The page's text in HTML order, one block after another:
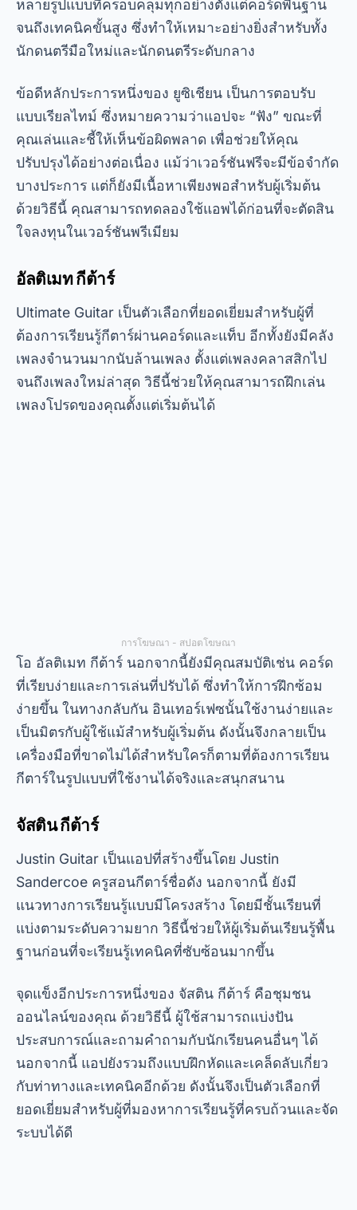
หลายรูปแบบที่ครอบคลุมทุกอย่างตั้งแต่คอร์ดพื้นฐาน
จนถึงเทคนิคขั้นสูง ซึ่งทำให้เหมาะอย่างยิ่งสำหรับทั้ง
นักดนตรีมือใหม่และนักดนตรีระดับกลาง
ข้อดีหลักประการหนึ่งของ ยูซิเชียน เป็นการตอบรับ
แบบเรียลไทม์ ซึ่งหมายความว่าแอปจะ “ฟัง” ขณะที่
คุณเล่นและชี้ให้เห็นข้อผิดพลาด เพื่อช่วยให้คุณ
ปรับปรุงได้อย่างต่อเนื่อง แม้ว่าเวอร์ชันฟรีจะมีข้อจำกัด
บางประการ แต่ก็ยังมีเนื้อหาเพียงพอสำหรับผู้เริ่มต้น
ด้วยวิธีนี้ คุณสามารถทดลองใช้แอพได้ก่อนที่จะตัดสิน
ใจลงทุนในเวอร์ชันพรีเมียม
อัลติเมท กีต้าร์
Ultimate Guitar เป็นตัวเลือกที่ยอดเยี่ยมสำหรับผู้ที่
ต้องการเรียนรู้กีตาร์ผ่านคอร์ดและแท็บ อีกทั้งยังมีคลัง
เพลงจำนวนมากนับล้านเพลง ตั้งแต่เพลงคลาสสิกไป
จนถึงเพลงใหม่ล่าสุด วิธีนี้ช่วยให้คุณสามารถฝึกเล่น
เพลงโปรดของคุณตั้งแต่เริ่มต้นได้
การโฆษณา - สปอตโฆษณา
โอ อัลติเมท กีต้าร์ นอกจากนี้ยังมีคุณสมบัติเช่น คอร์ด
ที่เรียบง่ายและการเล่นที่ปรับได้ ซึ่งทำให้การฝึกซ้อม
ง่ายขึ้น ในทางกลับกัน อินเทอร์เฟซนั้นใช้งานง่ายและ
เป็นมิตรกับผู้ใช้แม้สำหรับผู้เริ่มต้น ดังนั้นจึงกลายเป็น
เครื่องมือที่ขาดไม่ได้สำหรับใครก็ตามที่ต้องการเรียน
กีตาร์ในรูปแบบที่ใช้งานได้จริงและสนุกสนาน
จัสติน กีต้าร์
Justin Guitar เป็นแอปที่สร้างขึ้นโดย Justin
Sandercoe ครูสอนกีตาร์ชื่อดัง นอกจากนี้ ยังมี
แนวทางการเรียนรู้แบบมีโครงสร้าง โดยมีชั้นเรียนที่
แบ่งตามระดับความยาก วิธีนี้ช่วยให้ผู้เริ่มต้นเรียนรู้พื้น
ฐานก่อนที่จะเรียนรู้เทคนิคที่ซับซ้อนมากขึ้น
จุดแข็งอีกประการหนึ่งของ จัสติน กีต้าร์ คือชุมชน
ออนไลน์ของคุณ ด้วยวิธีนี้ ผู้ใช้สามารถแบ่งปัน
ประสบการณ์และถามคำถามกับนักเรียนคนอื่นๆ ได้
นอกจากนี้ แอปยังรวมถึงแบบฝึกหัดและเคล็ดลับเกี่ยว
กับท่าทางและเทคนิคอีกด้วย ดังนั้นจึงเป็นตัวเลือกที่
ยอดเยี่ยมสำหรับผู้ที่มองหาการเรียนรู้ที่ครบถ้วนและจัด
ระบบได้ดี